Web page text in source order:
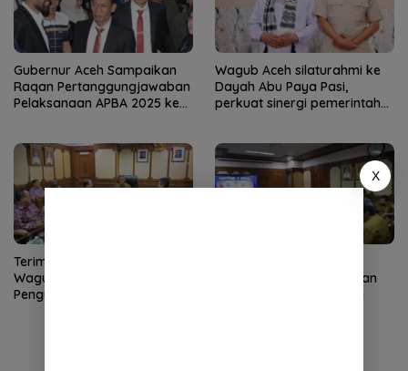
Gubernur Aceh Sampaikan
Raqan Pertanggungjawaban
Pelaksanaan APBA 2025 ke
Wagub Aceh silaturahmi ke
Dayah Abu Paya Pasi,
perkuat sinergi pemerintah
Terima Audiensi LLDIKTI,
Wagub Fadhlullah Dorong
Penguatan SDM dan
Percepatan Pembangunan
X